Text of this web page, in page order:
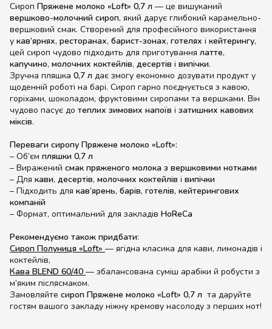
Сироп Пряжене молоко «Loft» 0,7 л — це вишуканий
вершково-молочний сироп, який дарує глибокий карамельно-
вершковий смак. Створений для професійного використання
у кав’ярнях, ресторанах, барист-зонах, готелях і кейтерингу,
цей сироп чудово підходить для приготування латте,
капучино, молочних коктейлів, десертів і випічки.
Зручна пляшка 0,7 л дає змогу економно дозувати продукт у
щоденній роботі на барі. Сироп гарно поєднується з кавою,
горіхами, шоколадом, фруктовими сиропами та вершками. Він
чудово пасує до теплих зимових напоїв і затишних кавових
міксів.
Переваги сиропу Пряжене молоко «Loft»:
– Об’єм пляшки 0,7 л
– Виражений смак пряженого молока з вершковими нотками
– Для кави, десертів, молочних коктейлів і випічки
– Підходить для кав’ярень, барів, готелів, кейтерингових
компаній
– Формат, оптимальний для закладів HoReCa
Рекомендуємо також придбати:
Сироп Полуниця «Loft» — ягідна класика для кави, лимонадів і
коктейлів,
Кава BLEND 60/40 — збалансована суміш арабіки й робусти з
м’яким післясмаком.
Замовляйте сироп Пряжене молоко «Loft» 0,7 л та даруйте
гостям вашого закладу ніжну кремову насолоду з перших нот!